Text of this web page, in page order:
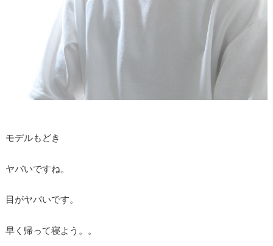
モデルもどき
ヤバいですね。
目がヤバいです。
早く帰って寝よう。。